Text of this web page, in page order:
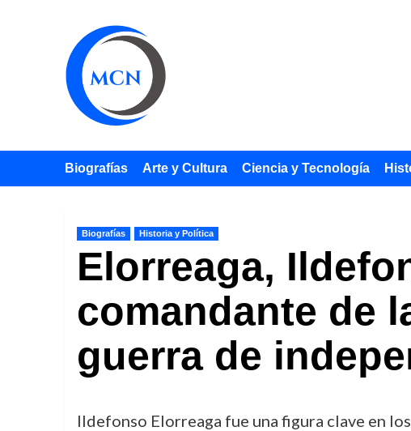
Biografías Arte y Cultura Ciencia y Tecnología
Biografías Historia y Política
Elorreaga,
comandante de
guerra de
Ildefonso Elorreaga fue una figura clave en